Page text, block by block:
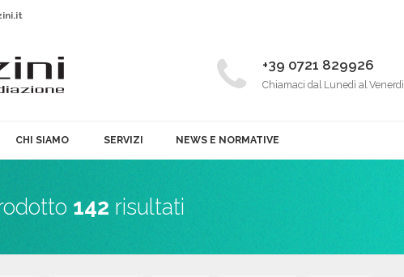
+39 0721 829926
Chiamaci dal Lunedì al Venerdì
CHI SIAMO SERVIZI NEWS E NORMATIVE
142 risultati